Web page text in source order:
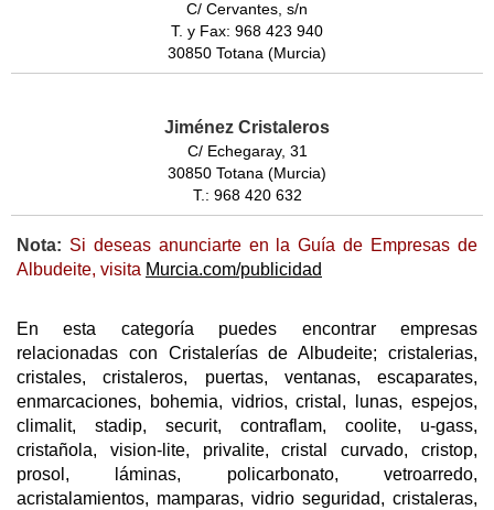
C/ Cervantes, s/n
T. y Fax: 968 423 940
30850 Totana (Murcia)
Jiménez Cristaleros
C/ Echegaray, 31
30850 Totana (Murcia)
T.: 968 420 632
Nota: Si deseas anunciarte en la Guía de Empresas de
Albudeite, visita Murcia.com/publicidad
En esta categoría puedes encontrar empresas
relacionadas con Cristalerías de Albudeite; cristalerias,
cristales, cristaleros, puertas, ventanas, escaparates,
enmarcaciones, bohemia, vidrios, cristal, lunas, espejos,
climalit, stadip, securit, contraflam, coolite, u-gass,
cristañola, vision-lite, privalite, cristal curvado, cristop,
prosol, láminas, policarbonato, vetroarredo,
acristalamientos, mamparas, vidrio seguridad, cristaleras,